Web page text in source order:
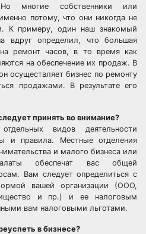
многие собственники или
потому, что они никогда не
К примеру, один наш знакомый
вдруг определил, что большая
ремонт часов, в то время как
на обеспечение их продаж. В
осуществляет бизнес по ремонту
продажами. В результате его
принять во внимание?
видов деятельности
и правила. Местные отделения
и малого бизнеса или
обеспечат вас общей
Вам следует определиться с
вашей организации (ООО,
и пр.) и ее налоговым
вам налоговыми льготами.
в бизнесе?